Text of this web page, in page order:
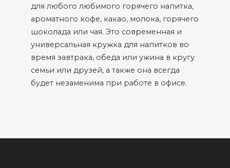
для любого любимого горячего напитка,
ароматного кофе, какао, молока, горячего
шоколада или чая. Это современная и
универсальная кружка для напитков во
время завтрака, обеда или ужина в кругу
семьи или друзей, а также она всегда
будет незаменима при работе в офисе.